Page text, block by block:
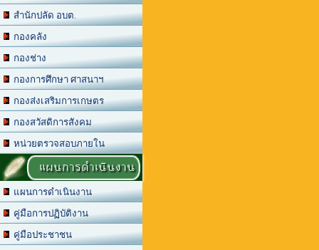
สำนักปลัด อบต.
กองคลัง
กองช่าง
กองการศึกษา ศาสนาฯ
กองส่งเสริมการเกษตร
กองสวัสดิการสังคม
หน่วยตรวจสอบภายใน
แผนการดำเนินงาน
แผนการดำเนินงาน
คู่มือการปฏิบัติงาน
คู่มือประชาชน